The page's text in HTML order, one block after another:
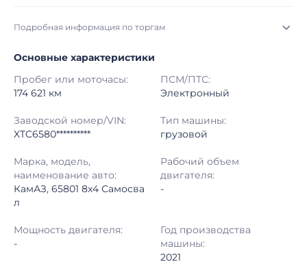
Подробная информация по торгам
Начало торгов: 06.08.2026, 01:10 МСК
Конец торгов: 14.08.2026, 00:30 МСК
Тип аукциона: Открытые торги
Шаг торгов: 50 000 ₽
Кол-во ставок:
Регион: Башкортостан Республика
Основные характеристики
Пробег или моточасы:
174 621 км
ПСМ/ПТС:
Электронный
Заводской номер/VIN:
XTC6580**********
Тип машины:
грузовой
Марка, модель,
наименование авто:
КамАЗ, 65801 8x4 Самосва
л
Рабочий объем
двигателя:
-
Мощность двигателя:
-
Год производства
машины:
2021